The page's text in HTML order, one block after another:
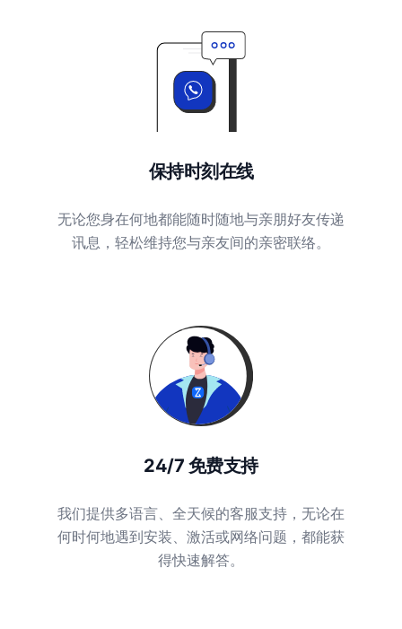
保持时刻在线
无论您身在何地都能随时随地与亲朋好友传递
讯息，轻松维持您与亲友间的亲密联络。
24/7 免费支持
我们提供多语言、全天候的客服支持，无论在
何时何地遇到安装、激活或网络问题，都能获
得快速解答。